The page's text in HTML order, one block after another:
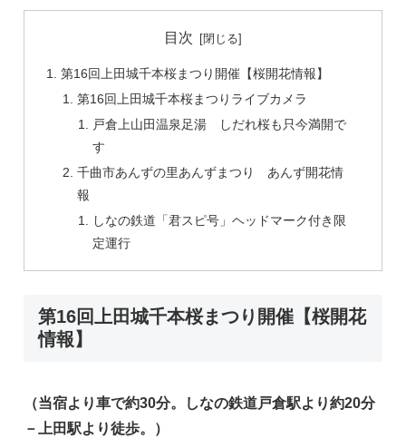
目次
第16回上田城千本桜まつり開催【桜開花情報】
第16回上田城千本桜まつりライブカメラ
戸倉上山田温泉足湯 しだれ桜も只今満開で
す
千曲市あんずの里あんずまつり あんず開花情
報
しなの鉄道「君スピ号」ヘッドマーク付き限
定運行
第16回上田城千本桜まつり開催【桜開花
情報】
（当宿より車で約30分。しなの鉄道戸倉駅より約20分
－上田駅より徒歩。）